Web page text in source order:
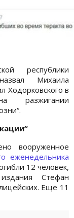
республики
Михаила
Ходорковского в
разжигании
вооруженное
еженедельника
12 человек,
Стефан
Еще 11